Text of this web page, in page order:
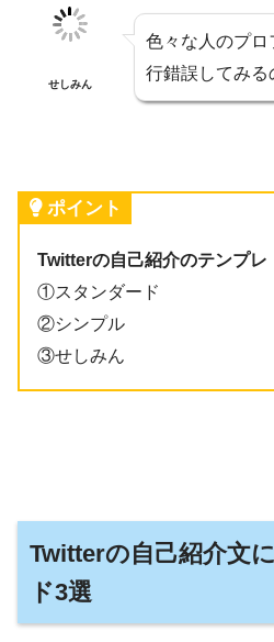
せしみん
色々な人のプ
行錯誤してみ
ポイント
Twitterの自己紹介のテンプレ
①スタンダード
②シンプル
③せしみん
Twitterの自己紹介文
ド3選